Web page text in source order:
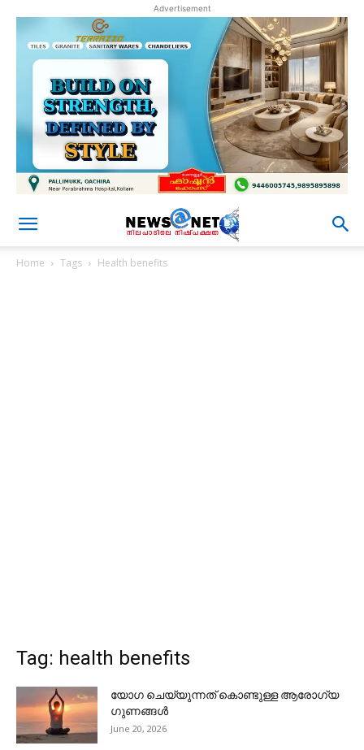
Advertisement
Home Tags Health benefits
Tag: health benefits
യോ​ഗ ചെയ്യുന്നത് കൊണ്ടുള്ള ആരോ​ഗ്യ​
ഗുണങ്ങൾ
June 20, 2026